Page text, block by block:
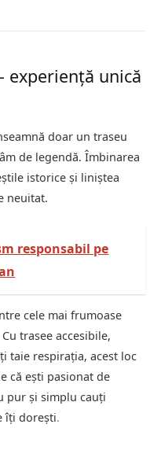
experiență unică
doar un traseu
de legendă. Îmbinarea
istorice și liniștea
neuitat.
responsabil pe
cele mai frumoase
Cu trasee accesibile,
taie respirația, acest loc
că ești pasionat de
pur și simplu cauți
îți dorești.